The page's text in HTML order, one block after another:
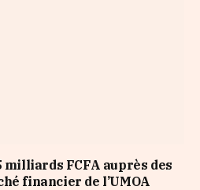
milliards FCFA auprès des
financier de l’UMOA